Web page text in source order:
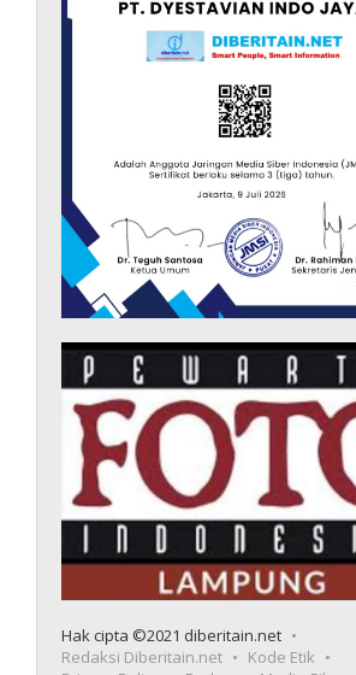
Hak cipta ©2021 diberitain.net
Redaksi Diberitain.net
Kode Etik